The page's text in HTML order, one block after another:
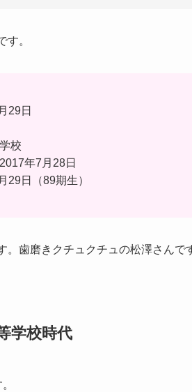
す。
29日
校
年7月28日
日（89期生）
。歯磨きクチュクチュの松澤さんで
学校時代